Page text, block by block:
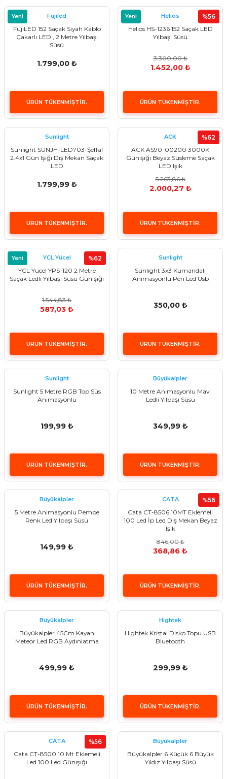
Yeni Fujiled
FujiLED 152 Saçak Siyah Kablo
Çakarlı LED , 2 Metre Yılbaşı
Süsü
1.799,00 ₺
ÜRÜN TÜKENMİŞTİR.
%56
Yeni Helios
Helios HS-1236 152 Saçak LED
Yılbaşı Süsü
3.300,00 ₺
1.452,00 ₺
ÜRÜN TÜKENMİŞTİR.
Sunlight
Sunlight SUNJH-LED703-Şeffaf
2.4x1 Gün Işığı Dış Mekan Saçak
LED
1.799,99 ₺
ÜRÜN TÜKENMİŞTİR.
%62
ACK
ACK AS90-00200 3000K
Günışığı Beyaz Süsleme Saçak
LED Işık
5.263,86 ₺
2.000,27 ₺
ÜRÜN TÜKENMİŞTİR.
%62
Yeni YCL Yücel
YCL Yücel YPS-120 2 Metre
Saçak Ledli Yılbaşı Süsü Günışığı
1.544,83 ₺
587,03 ₺
ÜRÜN TÜKENMİŞTİR.
Sunlight
Sunlight 3x3 Kumandalı
Animasyonlu Peri Led Usb
350,00 ₺
ÜRÜN TÜKENMİŞTİR.
Sunlight
Sunlight 5 Metre RGB Top Süs
Animasyonlu
199,99 ₺
ÜRÜN TÜKENMİŞTİR.
Büyükalpler
10 Metre Animasyonlu Mavi
Ledli Yılbaşı Süsü
349,99 ₺
ÜRÜN TÜKENMİŞTİR.
Büyükalpler
5 Metre Animasyonlu Pembe
Renk Led Yılbaşı Süsü
149,99 ₺
ÜRÜN TÜKENMİŞTİR.
%56
CATA
Cata CT-8506 10MT Eklemeli
100 Led İp Led Dış Mekan Beyaz
Işık
846,00 ₺
368,86 ₺
ÜRÜN TÜKENMİŞTİR.
Büyükalpler
Büyükalpler 45Cm Kayan
Meteor Led RGB Aydınlatma
499,99 ₺
ÜRÜN TÜKENMİŞTİR.
Hightek
Hightek Kristal Disko Topu USB
Bluetooth
299,99 ₺
ÜRÜN TÜKENMİŞTİR.
%56
CATA
Cata CT-8500 10 Mt Eklemeli
Led 100 Led Günışığı
Büyükalpler
Büyükalpler 6 Küçük 6 Büyük
Yıldız Yılbaşı Süsü